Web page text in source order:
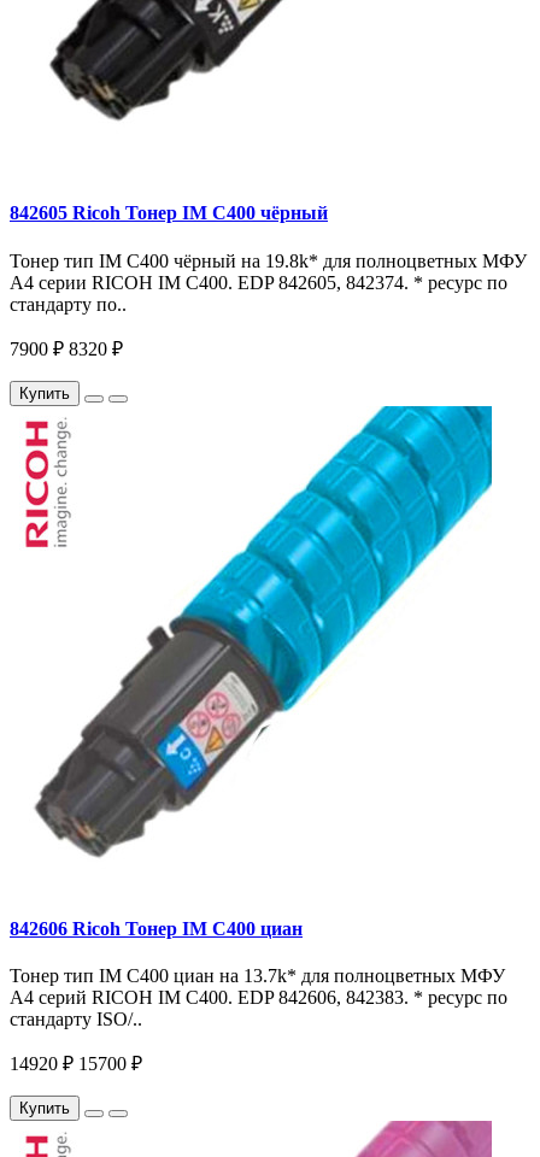
842605 Ricoh Тонер IM C400 чёрный
Тонер тип IM C400 чёрный на 19.8k* для полноцветных МФУ
A4 серии RICOH IM С400. EDP 842605, 842374. * ресурс по
стандарту по..
7900 ₽ 8320 ₽
Купить
842606 Ricoh Тонер IM C400 циан
Тонер тип IM C400 циан на 13.7k* для полноцветных МФУ
A4 серий RICOH IM С400. EDP 842606, 842383. * ресурс по
стандарту ISO/..
14920 ₽ 15700 ₽
Купить